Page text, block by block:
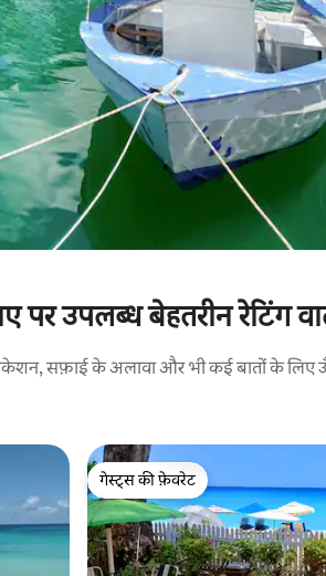
पर उपलब्ध बेहतरीन रेटिंग
सफ़ाई के अलावा और भी कई बातों के लिए
गेस्ट्स की फ़ेवरेट
गेस्ट्स की फ़ेवरेट